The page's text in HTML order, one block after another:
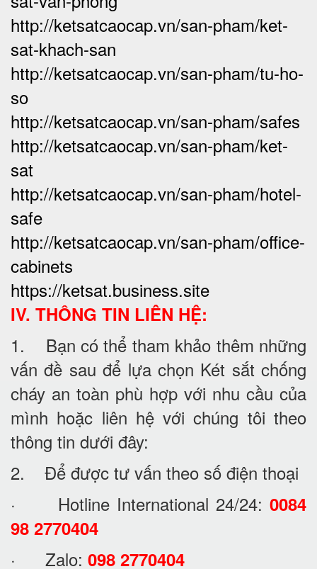
http://ketsatcaocap.vn/san-pham/ket-
sat-khach-san
http://ketsatcaocap.vn/san-pham/tu-ho-
so
http://ketsatcaocap.vn/san-pham/safes
http://ketsatcaocap.vn/san-pham/ket-
sat
http://ketsatcaocap.vn/san-pham/hotel-
safe
http://ketsatcaocap.vn/san-pham/office-
cabinets
https://ketsat.business.site
IV. THÔNG TIN LIÊN HỆ:
1. Bạn có thể tham khảo thêm những
vấn đề sau để lựa chọn Két sắt chống
cháy an toàn phù hợp với nhu cầu của
mình hoặc liên hệ với chúng tôi theo
thông tin dưới đây:
2. Để được tư vấn theo số điện thoại
· Hotline International 24/24: 0084
98 2770404
· Zalo: 098 2770404